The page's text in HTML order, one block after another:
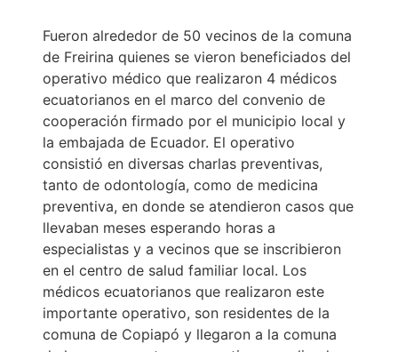
Fueron alrededor de 50 vecinos de la comuna
de Freirina quienes se vieron beneficiados del
operativo médico que realizaron 4 médicos
ecuatorianos en el marco del convenio de
cooperación firmado por el municipio local y
la embajada de Ecuador. El operativo
consistió en diversas charlas preventivas,
tanto de odontología, como de medicina
preventiva, en donde se atendieron casos que
llevaban meses esperando horas a
especialistas y a vecinos que se inscribieron
en el centro de salud familiar local. Los
médicos ecuatorianos que realizaron este
importante operativo, son residentes de la
comuna de Copiapó y llegaron a la comuna